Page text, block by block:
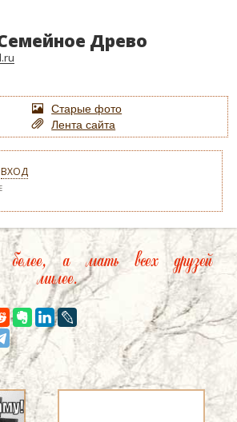
Древо
Старые фото
Лента сайта
ВХОД
а мать всех друзей
милее.